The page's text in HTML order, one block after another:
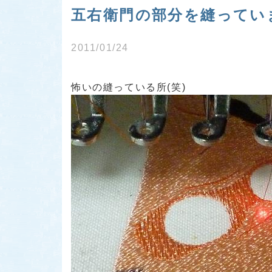
五右衛門の部分を縫ってい
2011/01/24
怖いの縫っている所(笑)